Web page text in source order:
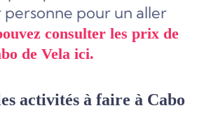
personne pour un aller
consulter les prix de
de Vela ici.
activités à faire à Cabo